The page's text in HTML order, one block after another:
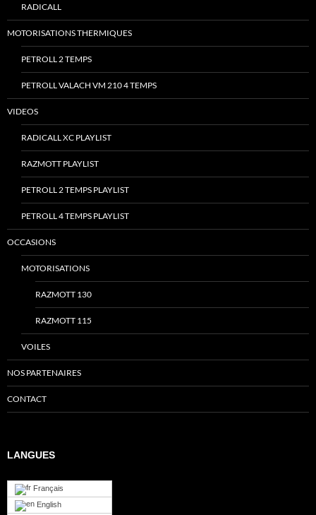
RADICALL
MOTORISATIONS THERMIQUES
PETROLL 2 TEMPS
PETROLL VALACH VM 210 4 TEMPS
VIDEOS
RADICALL XC PLAYLIST
RAZMOTT PLAYLIST
PETROLL 2 TEMPS PLAYLIST
PETROLL 4 TEMPS PLAYLIST
OCCASIONS
MOTORISATIONS
RAZMOTT 130
RAZMOTT 115
VOILES
NOS PARTENAIRES
CONTACT
LANGUES
Français
English